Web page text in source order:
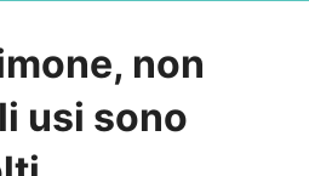
non
usi sono